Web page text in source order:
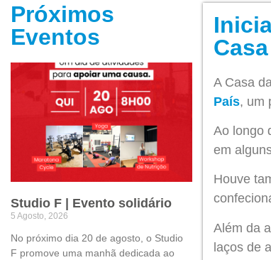
Próximos
Eventos
Studio F | Evento solidário
5 Agosto, 2026
No próximo dia 20 de agosto, o Studio
F promove uma manhã dedicada ao
A Casa
País, um
Ao longo
em
Houve
Além da
laços de